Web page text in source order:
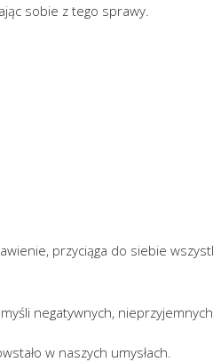
sobie z tego sprawy.
przyciąga do siebie
negatywnych, nieprzyjemnych
w naszych umysłach.